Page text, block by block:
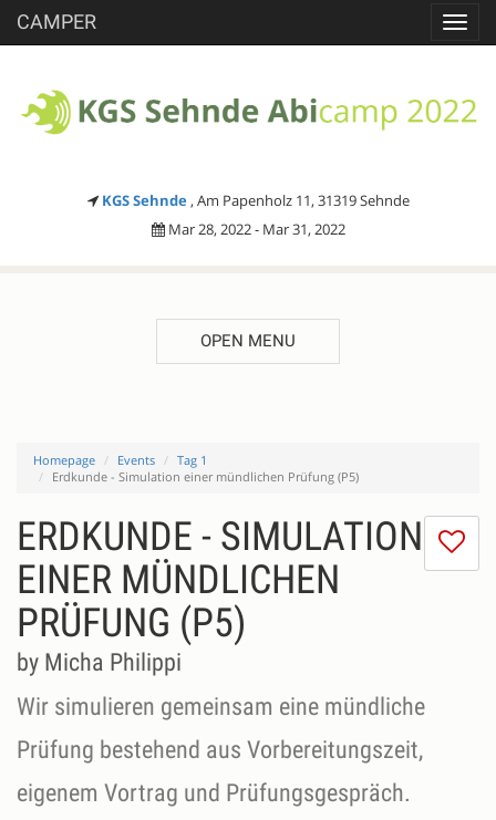
CAMPER
KGS Sehnde , Am Papenholz 11, 31319 Sehnde
Mar 28, 2022 - Mar 31, 2022
OPEN MENU
Homepage Events
Tag 1
Erdkunde - Simulation einer mündlichen Prüfung (P5)
I
ERDKUNDE - SIMULATION
EINER MÜNDLICHEN
PRÜFUNG (P5)
by Micha Philippi
Wir simulieren gemeinsam eine mündliche
Prüfung bestehend aus Vorbereitungszeit,
eigenem Vortrag und Prüfungsgespräch.